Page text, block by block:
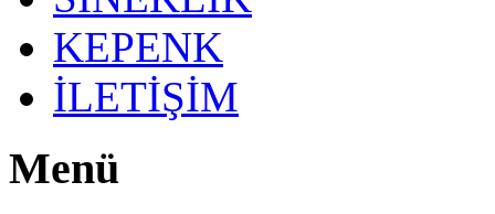
KEPENK
İLETİŞİM
Menü